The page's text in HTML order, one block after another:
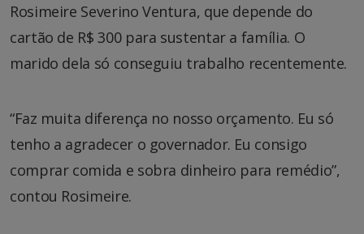
Rosimeire Severino Ventura, que depende do
cartão de R$ 300 para sustentar a família. O
marido dela só conseguiu trabalho recentemente.
“Faz muita diferença no nosso orçamento. Eu só
tenho a agradecer o governador. Eu consigo
comprar comida e sobra dinheiro para remédio”,
contou Rosimeire.